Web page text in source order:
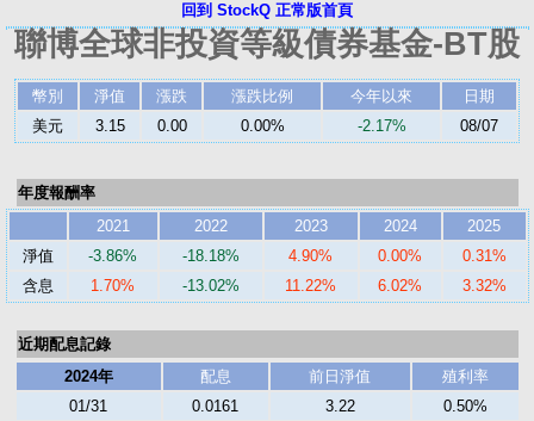
回到 StockQ 正常版首頁
聯博全球非投資等級債券基金-BT股
幣別 淨值 漲跌 漲跌比例 今年以來
日期
美元
3.15 0.00 0.00% -2.17% 08/07
年度報酬率
2021
2022 2023 2024
2025
淨值
-3.86% -18.18% 4.90% 0.00%
0.31%
含息
1.70% -13.02% 11.22% 6.02% 3.32%
近期配息記錄
2024年
配息 前日淨值
殖利率
01/31
0.0161 3.22
0.50%